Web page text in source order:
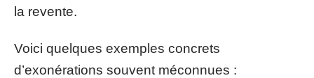
la revente.
Voici quelques exemples concrets
d’exonérations souvent méconnues :